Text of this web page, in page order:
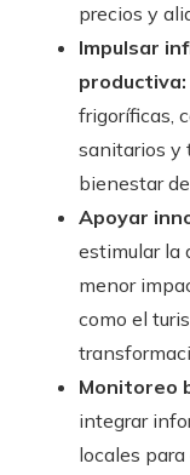
precios y
Impulsar
productiva:
frigoríficas,
sanitarios y
bienestar
Apoyar
estimular la
menor
como el
Monitoreo
integrar
locales